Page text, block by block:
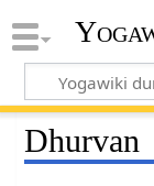
Dhurvan